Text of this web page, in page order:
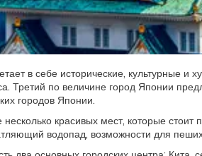
несколько красивых мест, которые
водопад, возможности для
в себе исторические, культурные и
Третий по величине город Японии
городов Японии.